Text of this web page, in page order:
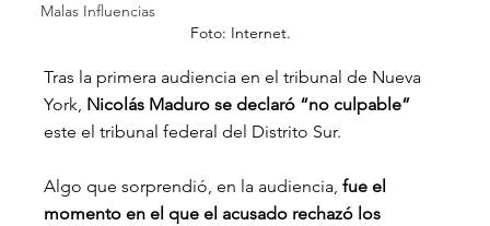
Malas Influencias
Foto: Internet.
Tras la primera audiencia en el tribunal de Nueva
York, Nicolás Maduro se declaró “no culpable”
este el tribunal federal del Distrito Sur.
Algo que sorprendió, en la audiencia, fue el
momento en el que el acusado rechazó los